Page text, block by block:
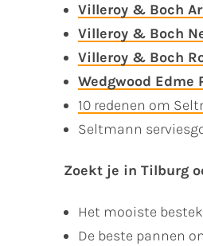
Villeroy & Boch
Villeroy & Boch
Villeroy & Boch
Wedgwood Edme
10 redenen om
Seltmann
Zoekt je in Tilburg
Het mooiste
De beste pannen